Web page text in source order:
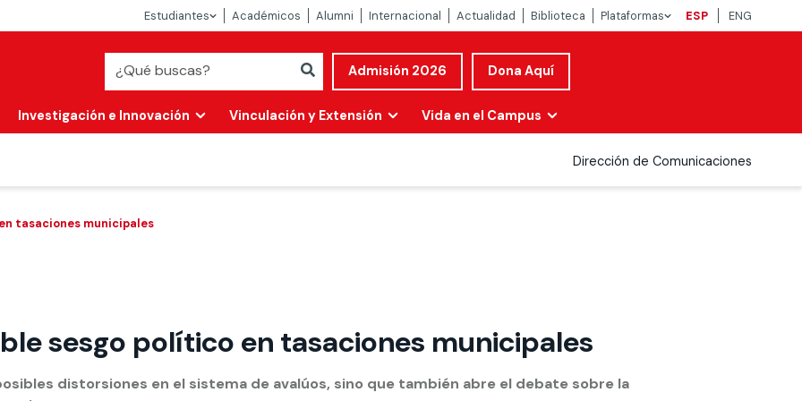
Estudiantes Académicos Alumni Internacional Actualidad Biblioteca Plataformas ESP ENG
Admisión 2026 Dona Aquí
Investigación e Innovación Vinculación y Extensión Vida en el Campus
Dirección de Comunicaciones
tasaciones municipales
sesgo político en tasaciones municipales
distorsiones en el sistema de avalúos, sino que también abre el debate sobre la